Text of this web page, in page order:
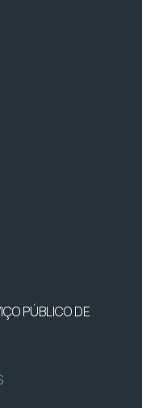
PÚBLICO DE